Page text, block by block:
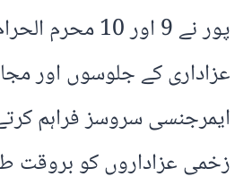
پور نے 9 اور 10
عزاداری کے جلوسوں اور
زخمی عزاداروں کو بروقت